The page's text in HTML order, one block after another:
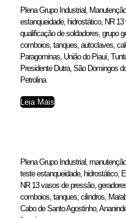
Plena Grupo Industrial,
estanqueidade, hidrostático, NR
qualificação de soldadores, grupo
comboios, tanques, autoclaves,
Paragominas, União do Piauí,
Presidente Dutra, São Domingos
Petrolina
Leia Mais
Plena Grupo Industrial,
teste estanqueidade, hidrostático,
NR 13 vasos de pressão,
comboios, tanques, cilindros,
Cabo de Santo Agostinho,